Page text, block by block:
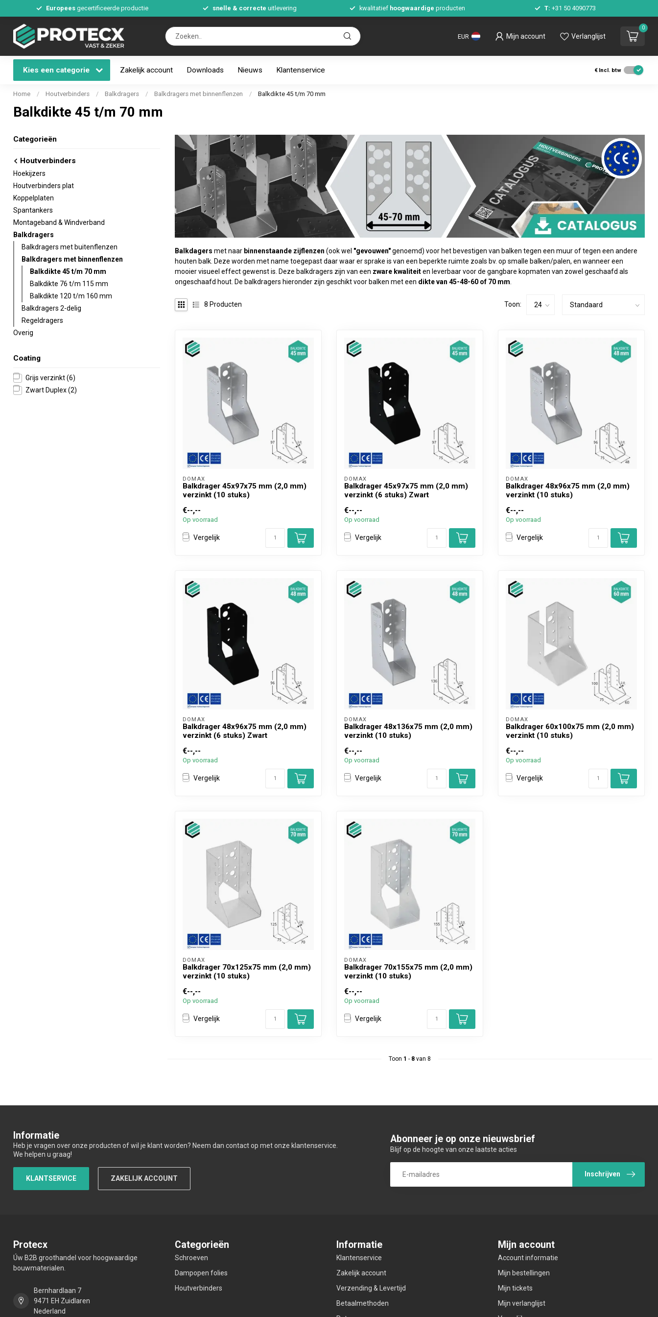
Europeesgecertificeerde productie snelle & correcte uitlevering kwalitatief hoogwaardige producten T: +31 50 4090773
EUR Mijn account Verlanglijst
0
Kies een categorie Zakelijk account Downloads Nieuws Klantenservice € Incl. btw
Home / Houtverbinders / Balkdragers / Balkdragers met binnenflenzen / Balkdikte 45 t/m 70 mm
Balkdikte 45 t/m 70 mm
Categorieën
Houtverbinders
Hoekijzers
Houtverbinders plat
Koppelplaten
Spantankers
Montageband & Windverband
Balkdragers
Balkdragers met buitenflenzen
Balkdragers met binnenflenzen
Balkdikte 45 t/m 70 mm
Balkdikte 76 t/m 115 mm
Balkdikte 120 t/m 160 mm
Balkdragers 2-delig
Regeldragers
Overig
Coating
Grijs verzinkt(6)
Zwart Duplex(2)
Balkdagers met naar binnenstaande zijflenzen (ook wel "gevouwen"genoemd) voor het bevestigen van balken tegen een muur of tegen een andere
houten balk. Deze worden met name toegepast daar waar er sprake is van een beperkte ruimte zoals bv. op smalle balken/palen, en wanneer een
mooier visueel effect gewenst is. Deze balkdragers zijn van een zware kwaliteiten leverbaar voor de gangbare kopmaten van zowel geschaafd als
ongeschaafd hout. De balkdragers hieronder zijn geschikt voor balken met een dikte van 45-48-60 of 70 mm
8 Producten Toon:
DOMAX
Balkdrager 45x97x75 mm (2,0 mm)
verzinkt (10 stuks)
€--,--
Op voorraad
Vergelijk
DOMAX
Balkdrager 45x97x75 mm (2,0 mm)
verzinkt (6 stuks) Zwart
€--,--
Op voorraad
Vergelijk
DOMAX
Balkdrager 48x96x75 mm (2,0 mm)
verzinkt (10 stuks)
€--,--
Op voorraad
Vergelijk
DOMAX
Balkdrager 48x96x75 mm (2,0 mm)
verzinkt (6 stuks) Zwart
€--,--
Op voorraad
Vergelijk
DOMAX
Balkdrager 48x136x75 mm (2,0 mm)
verzinkt (10 stuks)
€--,--
Op voorraad
Vergelijk
DOMAX
Balkdrager 60x100x75 mm (2,0 mm)
verzinkt (10 stuks)
€--,--
Op voorraad
Vergelijk
DOMAX
Balkdrager 70x125x75 mm (2,0 mm)
verzinkt (10 stuks)
€--,--
Op voorraad
Vergelijk
DOMAX
Balkdrager 70x155x75 mm (2,0 mm)
verzinkt (10 stuks)
€--,--
Op voorraad
Vergelijk
Toon 1 - 8 van 8
Informatie
Heb je vragen over onze producten of wil je klant worden? Neem dan contact op met onze klantenservice.
We helpen u graag!
KLANTSERVICE ZAKELIJK ACCOUNT
Abonneer je op onze nieuwsbrief
Blijf op de hoogte van onze laatste acties
Inschrijven
Protecx
Úw B2B groothandel voor hoogwaardige
bouwmaterialen.
Bernhardlaan 7
9471 EH Zuidlaren
Nederland
Categorieën
Schroeven
Dampopen folies
Houtverbinders
Informatie
Klantenservice
Zakelijk account
Verzending & Levertijd
Betaalmethoden
Mijn account
Account informatie
Mijn bestellingen
Mijn tickets
Mijn verlanglijst